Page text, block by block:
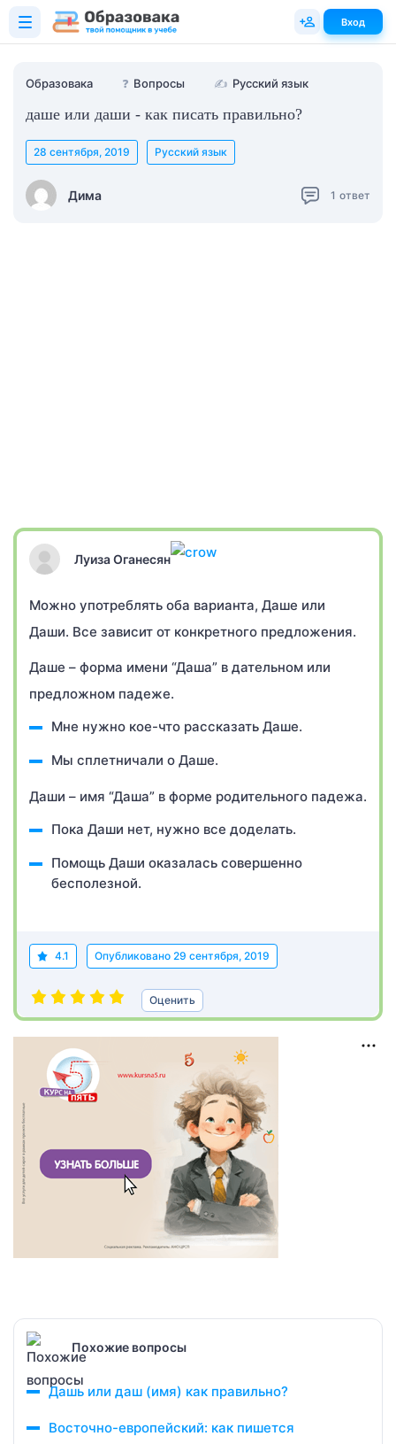
Образовака ❓ Вопросы ✍ Русский язык
даше или даши - как писать правильно?
Дима
28 сентября, 2019 Русский язык
1 ответ
Луиза Оганесян
Можно употреблять оба варианта, Даше или
Даши. Все зависит от конкретного предложения.
Даше – форма имени “Даша” в дательном или
предложном падеже.
Мне нужно кое-что рассказать Даше.
Мы сплетничали о Даше.
Даши – имя “Даша” в форме родительного падежа.
Пока Даши нет, нужно все доделать.
Помощь Даши оказалась совершенно
бесполезной.
4.1 Опубликовано 29 сентября, 2019
Оценить
Похожие вопросы
Дашь или даш (имя) как правильно?
Восточно-европейский: как пишется
Вход